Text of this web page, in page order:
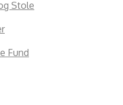
Stole
Fund